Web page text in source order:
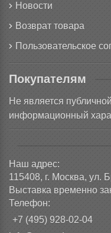
Новости
Возврат товара
Пользовательское
Покупателям
Не является
информационный
Наш адрес:
115408, г. Москва, ул.
Выставка временно
Телефон:
+7 (495) 928-02-04